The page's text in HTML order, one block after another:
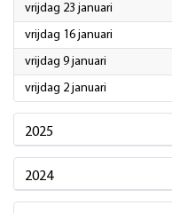
vrijdag 23 januari
vrijdag 16 januari
vrijdag 9 januari
vrijdag 2 januari
2025
2024